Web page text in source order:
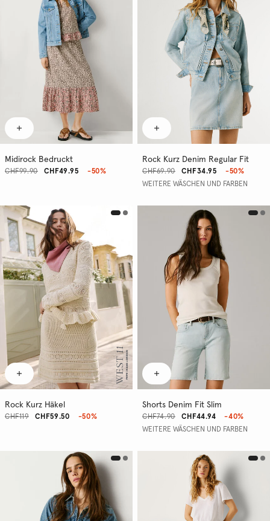
Midirock Bedruckt
CHF49.95
CHF99.90 -50%
Rock Kurz Denim Regular Fit
CHF34.95
CHF69.90
-50%
WEITERE WÄSCHEN UND FARBEN
Rock Kurz Häkel
CHF59.50
CHF119 -50%
Shorts Denim Fit Slim
CHF44.94
CHF74.90
-40%
WEITERE WÄSCHEN UND FARBEN